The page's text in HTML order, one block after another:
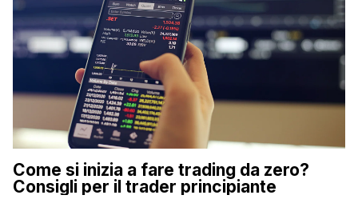
Come si inizia a fare trading da zero?
Consigli per il trader principiante